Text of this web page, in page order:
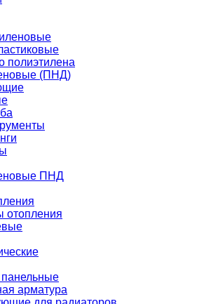
полиэтилена
(ПНД)
ПНД
отопления
арматура